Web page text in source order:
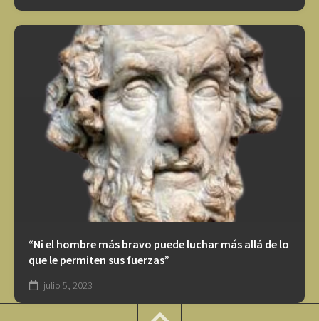
“Ni el hombre más bravo puede luchar más allá de lo
que le permiten sus fuerzas”
julio 5, 2023